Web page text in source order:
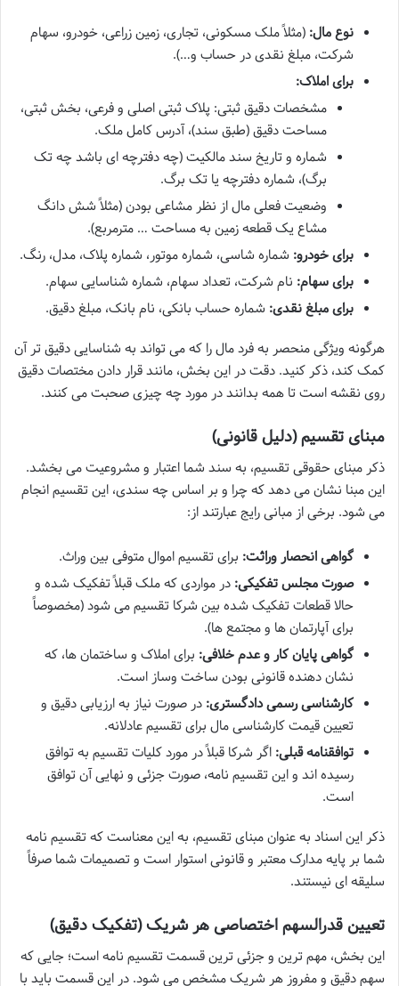
نوع مال: (مثلاً ملک مسکونی، تجاری، زمین زراعی، خودرو، سهام
شرکت، مبلغ نقدی در حساب و…).
برای املاک:
مشخصات دقیق ثبتی: پلاک ثبتی اصلی و فرعی، بخش ثبتی،
مساحت دقیق (طبق سند)، آدرس کامل ملک.
شماره و تاریخ سند مالکیت (چه دفترچه ای باشد چه تک
برگ)، شماره دفترچه یا تک برگ.
وضعیت فعلی مال از نظر مشاعی بودن (مثلاً شش دانگ
مشاع یک قطعه زمین به مساحت … مترمربع).
برای خودرو: شماره شاسی، شماره موتور، شماره پلاک، مدل، رنگ.
برای سهام: نام شرکت، تعداد سهام، شماره شناسایی سهام.
برای مبلغ نقدی: شماره حساب بانکی، نام بانک، مبلغ دقیق.
هرگونه ویژگی منحصر به فرد مال را که می تواند به شناسایی دقیق تر آن
کمک کند، ذکر کنید. دقت در این بخش، مانند قرار دادن مختصات دقیق
روی نقشه است تا همه بدانند در مورد چه چیزی صحبت می کنند.
مبنای تقسیم (دلیل قانونی)
ذکر مبنای حقوقی تقسیم، به سند شما اعتبار و مشروعیت می بخشد.
این مبنا نشان می دهد که چرا و بر اساس چه سندی، این تقسیم انجام
می شود. برخی از مبانی رایج عبارتند از:
گواهی انحصار وراثت: برای تقسیم اموال متوفی بین وراث.
صورت مجلس تفکیکی: در مواردی که ملک قبلاً تفکیک شده و
حالا قطعات تفکیک شده بین شرکا تقسیم می شود (مخصوصاً
برای آپارتمان ها و مجتمع ها).
گواهی پایان کار و عدم خلافی: برای املاک و ساختمان ها، که
نشان دهنده قانونی بودن ساخت وساز است.
کارشناسی رسمی دادگستری: در صورت نیاز به ارزیابی دقیق و
تعیین قیمت کارشناسی مال برای تقسیم عادلانه.
توافقنامه قبلی: اگر شرکا قبلاً در مورد کلیات تقسیم به توافق
رسیده اند و این تقسیم نامه، صورت جزئی و نهایی آن توافق
است.
ذکر این اسناد به عنوان مبنای تقسیم، به این معناست که تقسیم نامه
شما بر پایه مدارک معتبر و قانونی استوار است و تصمیمات شما صرفاً
سلیقه ای نیستند.
تعیین قدرالسهم اختصاصی هر شریک (تفکیک دقیق)
این بخش، مهم ترین و جزئی ترین قسمت تقسیم نامه است؛ جایی که
سهم دقیق و مفروز هر شریک مشخص می شود. در این قسمت باید با